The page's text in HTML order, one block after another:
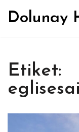
Dolunay
Etiket: